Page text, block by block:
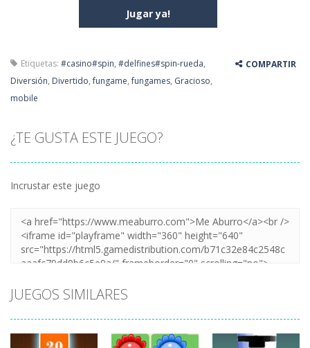
Jugar ya!
Etiquetas: #casino#spin, #delfines#spin-rueda,
Diversión, Divertido,fungame,fungames, Gracioso,
mobile
COMPARTIR
¿TE GUSTA ESTE JUEGO?
Incrustar este juego
JUEGOS SIMILARES